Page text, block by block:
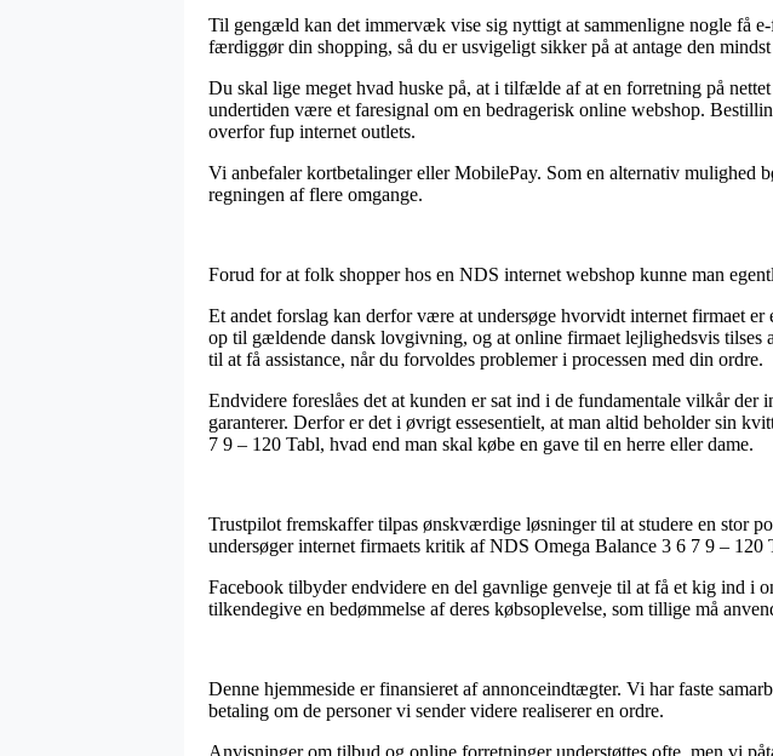
Til gengæld kan det immervæk vise sig nyttigt at sammenligne nogle få
færdiggør din shopping, så du er usvigeligt sikker på at antage den
Du skal lige meget hvad huske på, at i tilfælde af at en forretning på
undertiden være et faresignal om en bedragerisk online webshop.
overfor fup internet outlets.
Vi anbefaler kortbetalinger eller MobilePay. Som en alternativ
regningen af flere omgange.
Forud for at folk shopper hos en NDS internet webshop kunne man
Et andet forslag kan derfor være at undersøge hvorvidt internet firmaet
op til gældende dansk lovgivning, og at online firmaet lejlighedsvis tilses
til at få assistance, når du forvoldes problemer i processen med din ordre.
Endvidere foreslåes det at kunden er sat ind i de fundamentale vilkår
garanterer. Derfor er det i øvrigt essesentielt, at man altid beholder sin
7 9 – 120 Tabl, hvad end man skal købe en gave til en herre eller dame.
Trustpilot fremskaffer tilpas ønskværdige løsninger til at studere en stor
undersøger internet firmaets kritik af NDS Omega Balance 3 6 7 9 – 120
Facebook tilbyder endvidere en del gavnlige genveje til at få et kig ind i
tilkendegive en bedømmelse af deres købsoplevelse, som tillige må
Denne hjemmeside er finansieret af annonceindtægter. Vi har faste
betaling om de personer vi sender videre realiserer en ordre.
Anvisninger om tilbud og online forretninger understøttes ofte, men vi